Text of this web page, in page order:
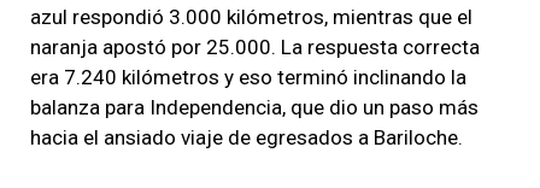
azul respondió 3.000 kilómetros, mientras que el
naranja apostó por 25.000. La respuesta correcta
era 7.240 kilómetros y eso terminó inclinando la
balanza para Independencia, que dio un paso más
hacia el ansiado viaje de egresados a Bariloche.